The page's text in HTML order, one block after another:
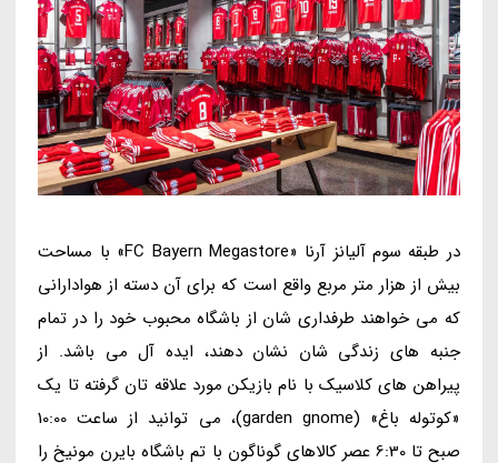
در طبقه سوم آلیانز آرنا «FC Bayern Megastore» با مساحت
بیش از هزار متر مربع واقع است که برای آن دسته از هوادارانی
که می خواهند طرفداری شان از باشگاه محبوب خود را در تمام
جنبه های زندگی شان نشان دهند، ایده آل می باشد. از
پیراهن های کلاسیک با نام بازیکن مورد علاقه تان گرفته تا یک
«کوتوله باغ» (garden gnome)، می توانید از ساعت 10:00
صبح تا 6:30 عصر کالاهای گوناگون با تم باشگاه بایرن مونیخ را